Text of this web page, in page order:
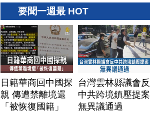
要聞一週最 HOT
日籍華商回中國探
親 傳遭禁離境還
「被恢復國籍」
台灣雲林縣議會反
中共跨境鎮壓提案
無異議通過